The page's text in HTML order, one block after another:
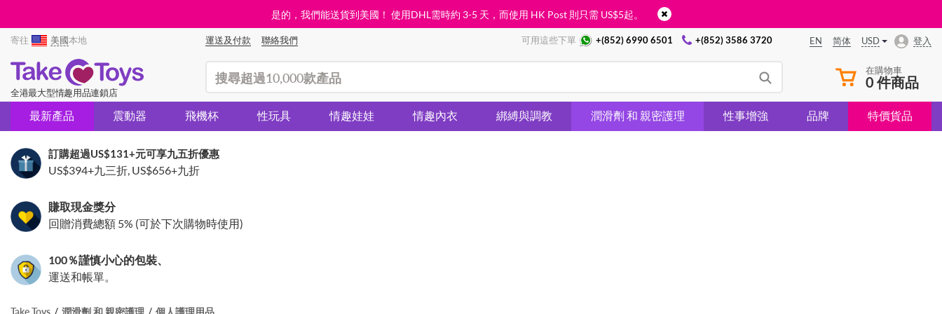
是的，我們能送貨到美國！ 使用DHL需時約 3-5 天，而使用 HK Post 則只需 US$5起。
寄往 美國本地 運送及付款 聯絡我們 可用這些下單 +(852) 6990 6501 +(852) 3586 3720 EN 简体 USD 登入
在購物車
0 件商品
全港最大型情趣用品連鎖店
最新產品 震動器 飛機杯 性玩具 情趣娃娃 情趣內衣 綁縛與調教 潤滑劑 和 親密護理 性事增強 品牌 特價貨品
訂購超過US$131+元可享九五折優惠
US$394+九三折, US$656+九折
賺取現金獎分
回贈消費總額 5% (可於下次購物時使用)
100％謹慎小心的包裝、
運送和帳單。
Take Toys 潤滑劑 和 親密護理 個人護理用品